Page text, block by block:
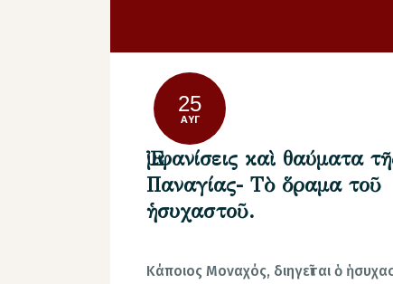
25
ΑΥΓ
Ἐμφανίσεις καὶ θαύματα
Παναγίας- Τὸ ὅραμα τοῦ
ἡσυχαστοῦ.
Κάποιος Μοναχός, διηγεῖται ὁ